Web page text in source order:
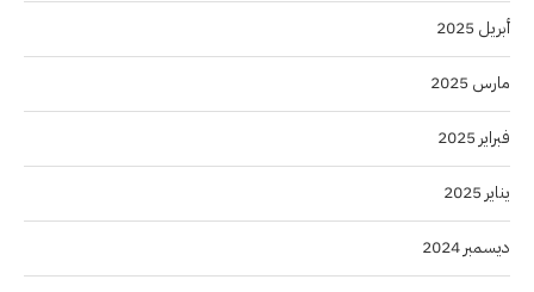
أبريل 2025
مارس 2025
فبراير 2025
يناير 2025
ديسمبر 2024